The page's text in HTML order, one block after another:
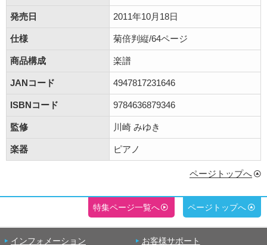
発売日 2011年10月18日
仕様 菊倍判縦/64ページ
商品構成 楽譜
JANコード 4947817231646
ISBNコード 9784636879346
監修 川崎 みゆき
楽器 ピアノ
ページトップへ
特集ページ一覧へ ページトップへ
インフォメーション お客様サポート